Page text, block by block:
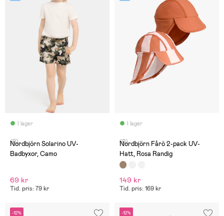
I lager
(0)
Nordbjörn Solarino UV-
Badbyxor, Camo
69 kr
Tid. pris: 79 kr
I lager
(0)
Nordbjörn Fårö 2-pack UV-
Hatt, Rosa Randig
149 kr
Tid. pris: 169 kr
-12% -12%